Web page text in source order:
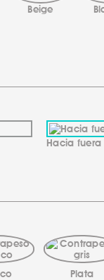
Beige
Hacia fuera
Plata